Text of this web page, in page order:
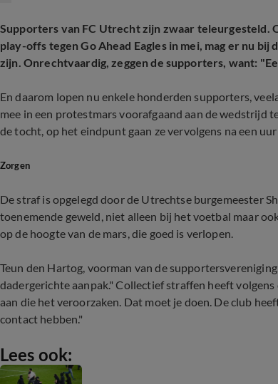
Supporters van FC Utrecht zijn zwaar teleurgesteld.
play-offs tegen Go Ahead Eagles in mei, mag er nu
zijn. Onrechtvaardig, zeggen de supporters, want:
En daarom lopen nu enkele honderden supporters,
mee in een protestmars voorafgaand aan de wedstrijd
de tocht, op het eindpunt gaan ze vervolgens na een
Zorgen
De straf is opgelegd door de Utrechtse burgemeester
toenemende geweld, niet alleen bij het voetbal maar
op de hoogte van de mars, die goed is verlopen.
Teun den Hartog, voorman van de
dadergerichte aanpak." Collectief straffen heeft
aan die het veroorzaken. Dat moet je doen. De club
contact hebben."
Lees ook: